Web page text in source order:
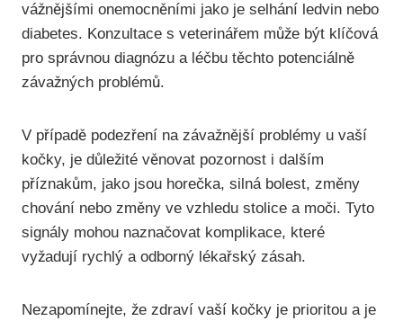
vážnějšími onemocněními jako je selhání ledvin nebo
diabetes. Konzultace s veterinářem může být klíčová
pro správnou diagnózu a léčbu těchto potenciálně
závažných problémů.
V případě podezření na závažnější problémy u vaší
kočky, je důležité věnovat pozornost i dalším
příznakům, jako jsou horečka, silná bolest, změny
chování nebo změny ve vzhledu stolice a moči. Tyto
signály mohou naznačovat komplikace, které
vyžadují rychlý a odborný lékařský zásah.
Nezapomínejte, že zdraví vaší kočky je prioritou a je